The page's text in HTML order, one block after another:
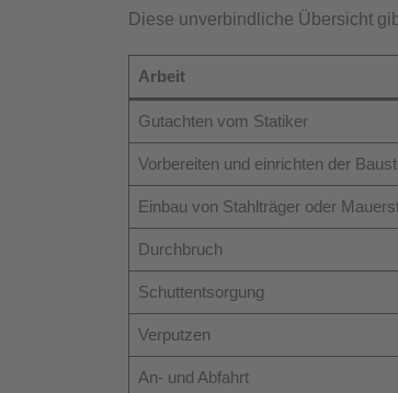
Diese unverbindliche Übersicht
Arbeit
Gutachten vom Statiker
Vorbereiten und einrichten der
Einbau von Stahlträger oder
Durchbruch
Schuttentsorgung
Verputzen
An- und Abfahrt